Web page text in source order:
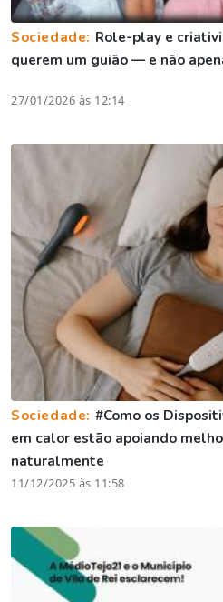
Sociedade: Role-play e
querem um guião — e não
27/01/2026 às 12:14
Sociedade: #Como os
em calor estão apoiando
naturalmente
11/12/2025 às 11:58